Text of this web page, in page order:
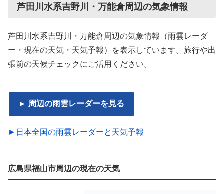
芦田川水系吉野川・万能倉周辺の気象情報
芦田川水系吉野川・万能倉周辺の気象情報（雨雲レーダ
ー・現在の天気・天気予報）を表示しています。旅行や出
張前の天候チェックにご活用ください。
► 周辺の雨雲レーダーを見る
►日本全国の雨雲レーダーと天気予報
広島県福山市周辺の現在の天気